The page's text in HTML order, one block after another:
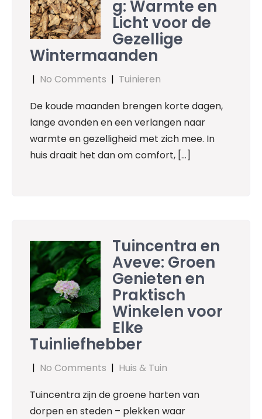
g: Warmte en
Licht voor de
Gezellige
Wintermaanden
| No Comments | Tuinieren
De koude maanden brengen korte dagen,
lange avonden en een verlangen naar
warmte en gezelligheid met zich mee. In
huis draait het dan om comfort, […]
Tuincentra en
Aveve: Groen
Genieten en
Praktisch
Winkelen voor
Elke
Tuinliefhebber
| No Comments | Huis & Tuin
Tuincentra zijn de groene harten van
dorpen en steden – plekken waar